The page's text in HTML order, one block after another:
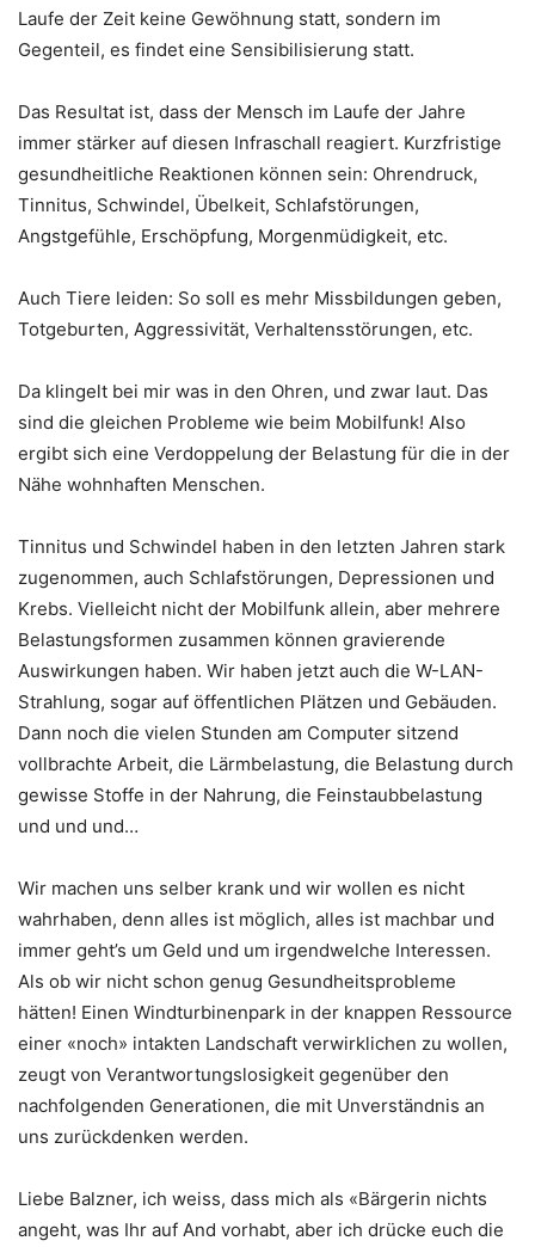
Laufe der Zeit keine Gewöhnung statt, sondern im
Gegenteil, es findet eine Sensibilisierung statt.
Das Resultat ist, dass der Mensch im Laufe der Jahre
immer stärker auf diesen Infraschall reagiert. Kurzfristige
gesundheitliche Reaktionen können sein: Ohrendruck,
Tinnitus, Schwindel, Übelkeit, Schlafstörungen,
Angstgefühle, Erschöpfung, Morgenmüdigkeit, etc.
Auch Tiere leiden: So soll es mehr Missbildungen geben,
Totgeburten, Aggressivität, Verhaltensstörungen, etc.
Da klingelt bei mir was in den Ohren, und zwar laut. Das
sind die gleichen Probleme wie beim Mobilfunk! Also
ergibt sich eine Verdoppelung der Belastung für die in der
Nähe wohnhaften Menschen.
Tinnitus und Schwindel haben in den letzten Jahren stark
zugenommen, auch Schlafstörungen, Depressionen und
Krebs. Vielleicht nicht der Mobilfunk allein, aber mehrere
Belastungsformen zusammen können gravierende
Auswirkungen haben. Wir haben jetzt auch die W-LAN-
Strahlung, sogar auf öffentlichen Plätzen und Gebäuden.
Dann noch die vielen Stunden am Computer sitzend
vollbrachte Arbeit, die Lärmbelastung, die Belastung durch
gewisse Stoffe in der Nahrung, die Feinstaubbelastung
und und und…
Wir machen uns selber krank und wir wollen es nicht
wahrhaben, denn alles ist möglich, alles ist machbar und
immer geht’s um Geld und um irgendwelche Interessen.
Als ob wir nicht schon genug Gesundheitsprobleme
hätten! Einen Windturbinenpark in der knappen Ressource
einer «noch» intakten Landschaft verwirklichen zu wollen,
zeugt von Verantwortungslosigkeit gegenüber den
nachfolgenden Generationen, die mit Unverständnis an
uns zurückdenken werden.
Liebe Balzner, ich weiss, dass mich als «Bärgerin nichts
angeht, was Ihr auf And vorhabt, aber ich drücke euch die